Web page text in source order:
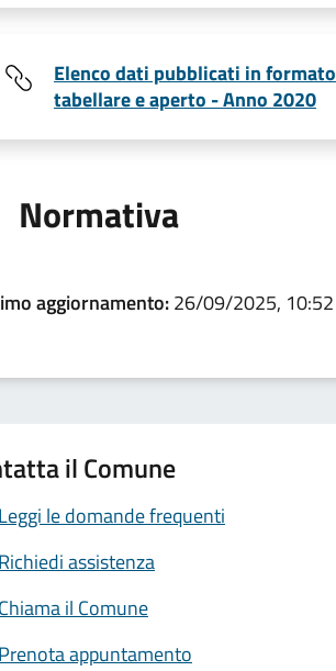
Elenco dati pubblicati in formato
tabellare e aperto - Anno 2020
Normativa
aggiornamento:26/09/2025, 10:52
il Comune
le domande frequenti
assistenza
il Comune
appuntamento